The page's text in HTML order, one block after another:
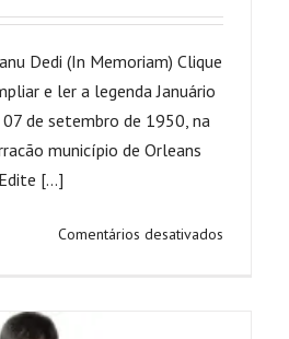
Dedi (In Memoriam) Clique
e ler a legenda Januário
07 de setembro de 1950, na
município de Orleans
[...]
Comentários desativados